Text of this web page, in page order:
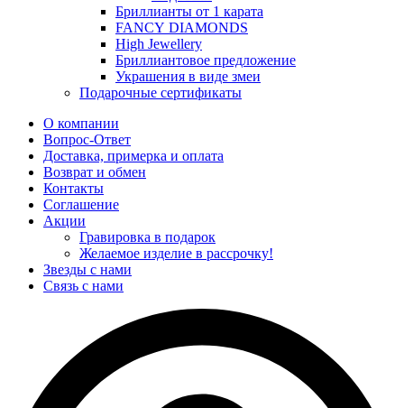
Бриллианты от 1 карата
FANCY DIAMONDS
High Jewellery
Бриллиантовое предложение
Украшения в виде змеи
Подарочные сертификаты
О компании
Вопрос-Ответ
Доставка, примерка и оплата
Возврат и обмен
Контакты
Соглашение
Акции
Гравировка в подарок
Желаемое изделие в рассрочку!
Звезды с нами
Связь с нами